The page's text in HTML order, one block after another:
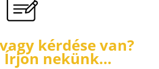
kérdése van?
Írjon nekünk…